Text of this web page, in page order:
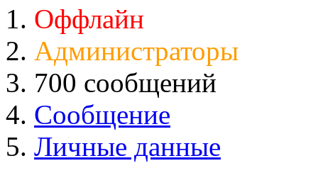
Оффлайн
Администраторы
700 сообщений
Сообщение
Личные данные